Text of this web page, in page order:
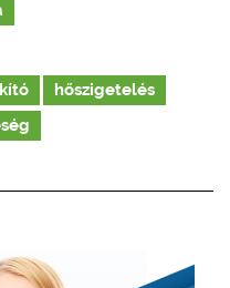
hőszigetelés